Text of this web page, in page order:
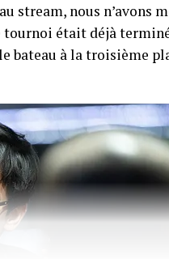
stream, nous n’avons
était déjà
bateau à la troisième